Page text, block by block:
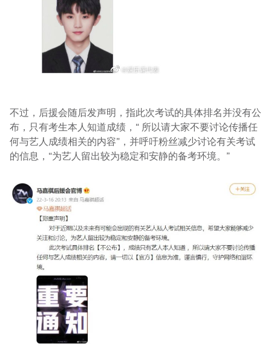
不过，后援会随后发声明，指此次考试的具体排名并没有公
布，只有考生本人知道成绩，“ 所以请大家不要讨论传播任
何与艺人成绩相关的内容”，并呼吁粉丝减少讨论有关考试
的信息，“为艺人留出较为稳定和安静的备考环境。”